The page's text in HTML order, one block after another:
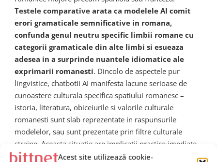
Acest site utilizează cookie-
Testele comparative arata ca modelele AI comit
erori gramaticale semnificative in romana,
confunda genul neutru specific limbii romane cu
categorii gramaticale din alte limbi si esueaza
adesea in a surprinde nuantele idiomatice ale
exprimarii romanesti. Dincolo de aspectele pur
lingvistice, chatbotii AI manifesta lacune serioase de
cunoastere culturala specifica spatiului romanesc –
istoria, literatura, obiceiurile si valorile culturale
romanesti sunt slab reprezentate in raspunsurile
modelelor, sau sunt prezentate prin filtre culturale
straine. Aceasta situatie are implicatii practice imediate
pentru utilizatorii romani care incearca sa foloseasca AI